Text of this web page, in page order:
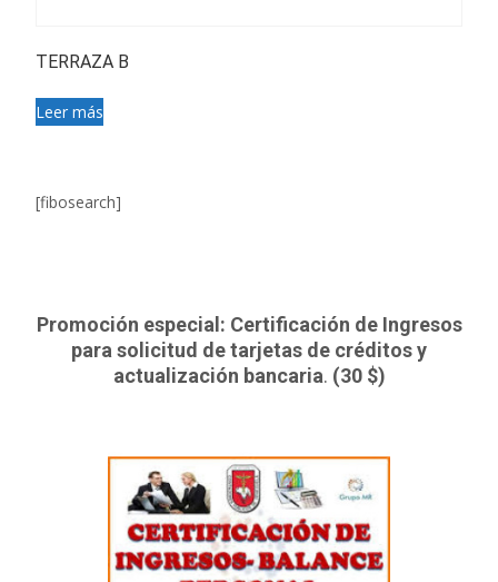
TERRAZA B
Leer más
[fibosearch]
Promoción especial: Certificación de Ingresos
para solicitud de tarjetas de créditos y
actualización bancaria. (30 $)